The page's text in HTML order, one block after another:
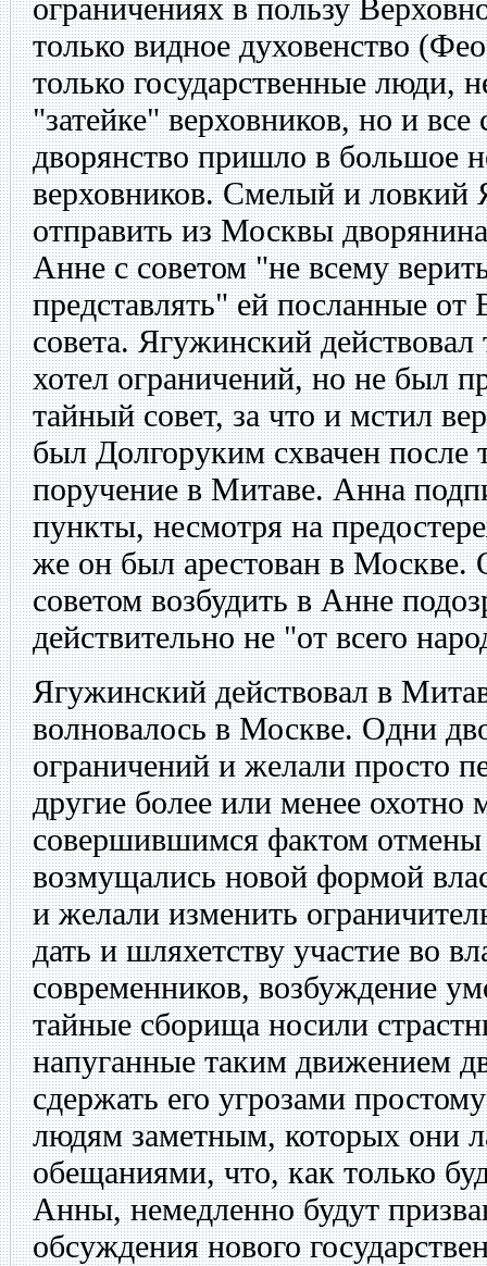
ограничениях в пользу
только видное духовенство
только государственные люди,
"затейке" верховников, но и
дворянство пришло в большое
верховников. Смелый и ловкий
отправить из Москвы
Анне с советом "не всему
представлять" ей посланные от
совета. Ягужинский
хотел ограничений, но не был
тайный совет, за что и мстил
был Долгоруким схвачен после
поручение в Митаве. Анна
пункты, несмотря на
же он был арестован в Москве.
советом возбудить в Анне
действительно не "от всего
Ягужинский действовал в
волновалось в Москве. Одни
ограничений и желали просто
другие более или менее охотно
совершившимся фактом отмены
возмущались новой формой
и желали изменить
дать и шляхетству участие во
современников, возбуждение
тайные сборища носили
напуганные таким движением
сдержать его угрозами
людям заметным, которых они
обещаниями, что, как только
Анны, немедленно будут
обсуждения нового